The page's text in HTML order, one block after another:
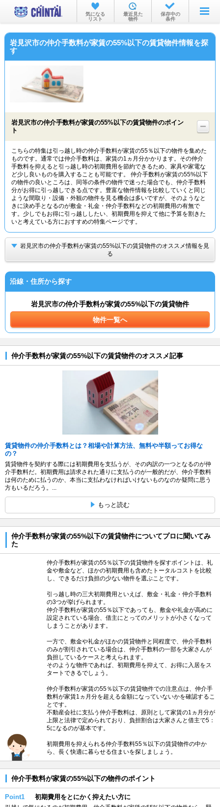
お部屋を探す
沿線・駅から
不動産会社から
気になる
リスト
最近見た
物件
保存中の
条件
岩見沢市の仲介手数料が家賃の55%以下の賃貸物件情報を探
す
岩見沢市の仲介手数料が家賃の55%以下の賃貸物件のポイン
ト
こちらの特集は引っ越し時の仲介手数料が家賃の55％以下の物件を集めた
ものです。通常では仲介手数料は、家賃の1ヵ月分かかります。その仲介
手数料を抑えると引っ越し時の初期費用を節約できるため、家具や家電な
ど少し良いものを購入することも可能です。 仲介手数料が家賃の55%以下
の物件の良いところは、同等の条件の物件で迷った場合でも、仲介手数料
分がお得に引っ越しできる点です。豊富な物件情報を比較していくと同じ
ような間取り・設備・外観の物件を見る機会は多いですが、そのようなと
きに決め手となるのが敷金・礼金・仲介手数料などの初期費用の有無で
す。少しでもお得に引っ越ししたい、初期費用を抑えて他に予算を割きた
いと考えている方におすすめの特集ページです。
岩見沢市の仲介手数料が家賃の55%以下の賃貸物件のオススメ情報を見
る
沿線・住所から探す
岩見沢市の仲介手数料が家賃の55%以下の賃貸物件
物件一覧へ
仲介手数料が家賃の55%以下の賃貸物件のオススメ記事
賃貸物件の仲介手数料とは？相場や計算方法、無料や半額ってお得な
の？
賃貸物件を契約する際には初期費用を支払うが、その内訳の一つとなるのが仲
介手数料だ。初期費用は請求された通りに支払うのが一般的だが、仲介手数料
は何のために払うのか、本当に支払わなければいけないものなのか疑問に思う
方もいるだろう。...
もっと読む
仲介手数料が家賃の55%以下の賃貸物件についてプロに聞いてみ
た
仲介手数料が家賃の55％以下の賃貸物件を探すポイントは、礼
金や敷金など、ほかの初期費用も含めたトータルコストを比較
し、できるだけ負担の少ない物件を選ぶことです。
引っ越し時の三大初期費用といえば、敷金・礼金・仲介手数料
の3つが挙げられます。
仲介手数料が家賃の55％以下であっても、敷金や礼金が高めに
設定されている場合、借主にとってのメリットが小さくなって
しまうことがあります。
一方で、敷金や礼金がほかの賃貸物件と同程度で、仲介手数料
のみが割引されている場合は、仲介手数料の一部を大家さんが
負担しているケースと考えられます。
そのような物件であれば、初期費用を抑えて、お得に入居をス
タートできるでしょう。
仲介手数料が家賃の55％以下の賃貸物件での注意点は、仲介手
数料が家賃1ヵ月分を超える金額になっていないかを確認するこ
とです。
不動産会社に支払う仲介手数料は、原則として家賃の1ヵ月分が
上限と法律で定められており、負担割合は大家さんと借主で5：
5になるのが基本です。
初期費用を抑えられる仲介手数料55％以下の賃貸物件の中か
ら、長く快適に暮らせる住まいを探しましょう。
仲介手数料が家賃の55%以下の物件のポイント
Point1 初期費用をとにかく抑えたい方に